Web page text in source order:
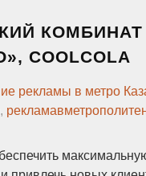
КОМБИНАТ
COOLCOLA
рекламы в метро
,